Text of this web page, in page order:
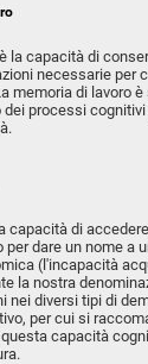
la capacità di
necessarie per
memoria di lavoro è
processi
capacità di
dare un nome a
(l'incapacità
la nostra
nei diversi tipi di
per cui si
capacità